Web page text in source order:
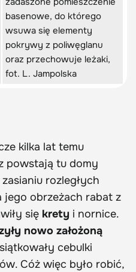
basenowe, do którego
wsuwa się elementy
pokrywy z poliwęglanu
oraz przechowuje leżaki,
fot. L. Jampolska
kilka lat temu
powstają tu domy
rozległych
jego obrzeżach rabat z
się krety i nornice.
nowo założoną
cebulki
Cóż więc było robić,